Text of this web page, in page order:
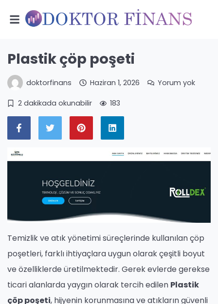
Plastik çöp poşeti
doktorfinans Haziran 1, 2026 Yorum yok
2 dakikada okunabilir 183
Temizlik ve atık yönetimi süreçlerinde kullanılan çöp
poşetleri, farklı ihtiyaçlara uygun olarak çeşitli boyut
ve özelliklerde üretilmektedir. Gerek evlerde gerekse
ticari alanlarda yaygın olarak tercih edilen Plastik
çöp poşeti, hijyenin korunmasına ve atıkların güvenli